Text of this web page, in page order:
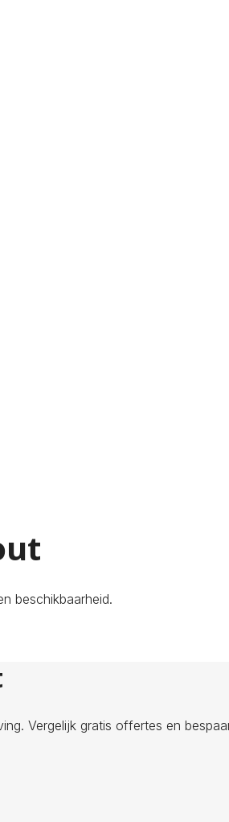
beschikbaarheid.
Vergelijk gratis offertes en